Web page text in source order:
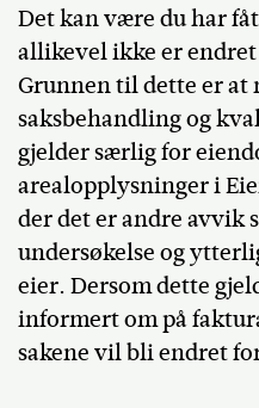
Det kan være du har
allikevel ikke er
Grunnen til dette er at
saksbehandling og
gjelder særlig for
arealopplysninger i
der det er andre avvik
undersøkelse og
eier. Dersom dette
informert om på
sakene vil bli endret